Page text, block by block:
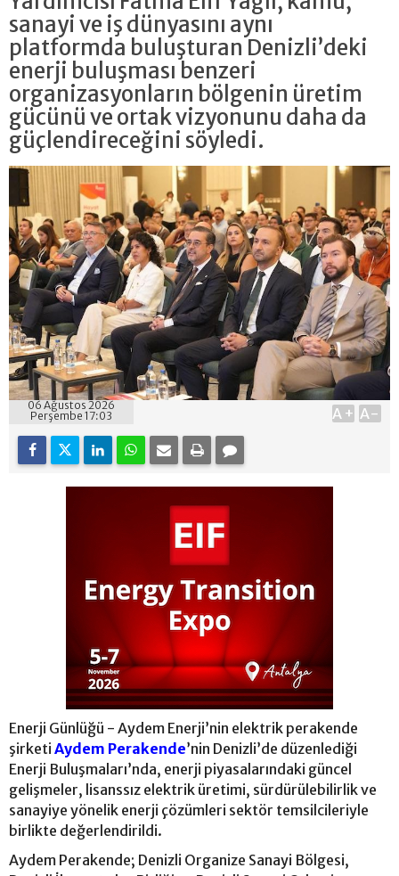
sanayi ve iş dünyasını aynı
platformda buluşturan Denizli’deki
enerji buluşması benzeri
organizasyonların bölgenin üretim
gücünü ve ortak vizyonunu daha da
güçlendireceğini söyledi.
06 Ağustos 2026
Perşembe 17:03
A+ A-
Enerji Günlüğü - Aydem Enerji’nin elektrik perakende
şirketi Aydem Perakende’nin Denizli’de düzenlediği
Enerji Buluşmaları’nda, enerji piyasalarındaki güncel
gelişmeler, lisanssız elektrik üretimi, sürdürülebilirlik ve
sanayiye yönelik enerji çözümleri sektör temsilcileriyle
birlikte değerlendirildi.
Aydem Perakende; Denizli Organize Sanayi Bölgesi,